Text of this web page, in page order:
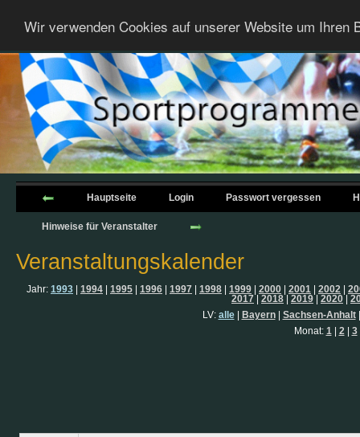
Wir verwenden Cookies auf unserer Website um
Hauptseite Login Passwort vergessen
Hinweise für Veranstalter
Veranstaltungskalender
Jahr: 1993 1994 1995 1996 1997 1998 1999 2000 2001 2002
2017
2018 2019 2020
LV: alle| Bayern| Sachsen-Anhalt
Monat: 1 2 3